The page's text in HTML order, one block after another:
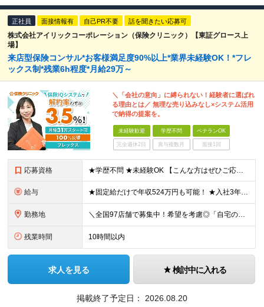
正社員 面接情報有 自己PR不要 話を聞きたい応募可
株式会社アイリックコーポレーション（保険クリニック）【東証グロース上
場】
来店型保険コンサル*お客様満足度90%以上*業界未経験OK！*フレ
ックス制*残業6h程度*月給29万～
＼「会社の意向」に縛られない！経験者に選ばれ
る理由とは／ 無理な売り込みなし×システム活用
で納得の提案を。
未経験歓迎 学歴不問 ベテランOK
完全週休2日 賞与複数月 面接1回
応募資格 ★学歴不問 ★未経験OK 【こんな方はぜひご応募を！】 ◆誰かのためになる仕事に就きたい方 ◆人に寄り添い、相手の心を大切にできる方 ◆保険の知識を身につけて、長く働きたい方 ◆人と話すのが好きで、
給与 ★固定給だけで年収524万円も可能！ ★入社3年目で年収650万円も！ 【未経験者】 ◆月給29万円～51万円（店舗手当・営業手当など一律手当含む）＋インセンティブ＋他各種手当＋決算賞与あり（会社業
勤務地 ＼全国97店舗で募集中！希望を考慮◎「自宅の近くで働きたい」もOK／ 【希望勤務地を考慮】全97店舗／北海道・東京・神奈川・千葉・埼玉・石川・静岡・愛知・大阪・兵庫・福岡の『保険クリニック』直営店
残業時間 10時間以内
求人を見る 検討中に入れる
掲載終了予定日： 2026.08.20